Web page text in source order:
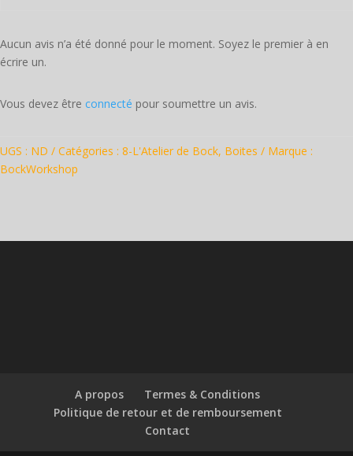
Aucun avis n’a été donné pour le moment. Soyez le premier à en
écrire un.
Vous devez être connecté pour soumettre un avis.
UGS : ND Catégories : 8-L'Atelier de Bock, Boites
Marque :
BockWorkshop
A propos
Termes & Conditions
Politique de retour et de remboursement
Contact